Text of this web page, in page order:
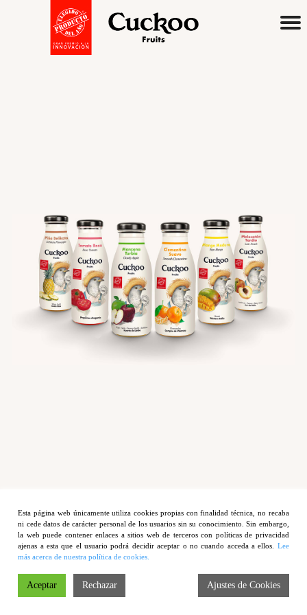
Premium
Juices & Nectars
Soy Cuckoo
Sabores
Manzana Turbia
Clementina Suave
Tomate Rosa
Piña Delikata
Aviso legal
Esta página web únicamente utiliza cookies propias con finalidad técnica, no recaba
ni cede datos de carácter personal de los usuarios sin su conocimiento. Sin embargo,
la web puede contener enlaces a sitios web de terceros con políticas de privacidad
ajenas a esta que el usuario podrá decidir aceptar o no cuando acceda a ellos. Lee
más acerca de nuestra política de cookies.
Aceptar Rechazar Ajustes de Cookies